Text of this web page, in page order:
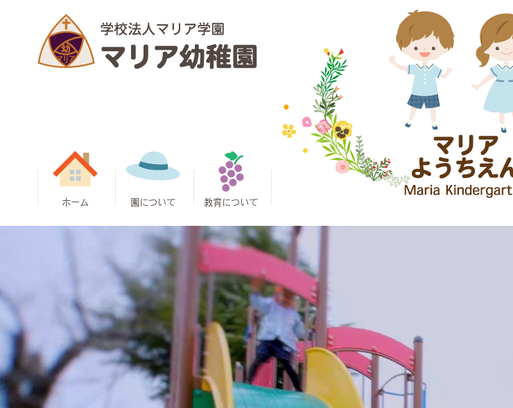
ホーム
お知らせ
園長ごあいさ
アクセス
園について
教育方針
クラス紹介
施設案内
制服
通園バス
給食
安全対策
子育て支援
教育について
マリア幼稚園
の特色
マリア幼稚園
の目指す教育
マリア幼稚園
の一日
一年間の行事
課外教室